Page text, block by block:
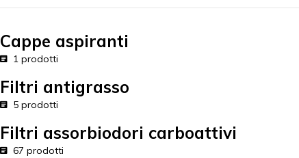
Cappe aspiranti
1 prodotti
Filtri antigrasso
5 prodotti
Filtri assorbiodori carboattivi
67 prodotti